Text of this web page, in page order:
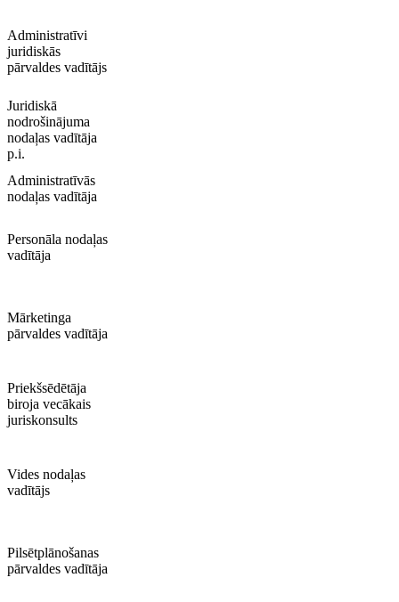
Administratīvi
juridiskās
pārvaldes vadītājs
Juridiskā
nodrošinājuma
nodaļas vadītāja
p.i.
Administratīvās
nodaļas vadītāja
Personāla nodaļas
vadītāja
Mārketinga
pārvaldes vadītāja
Priekšsēdētāja
biroja vecākais
juriskonsults
Vides nodaļas
vadītājs
Pilsētplānošanas
pārvaldes vadītāja